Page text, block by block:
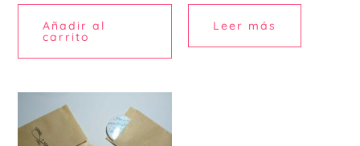
Añadir al
carrito
Leer más